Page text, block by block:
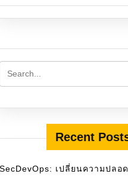
Recent
SecDevOps: เปลี่ยนความปลอ